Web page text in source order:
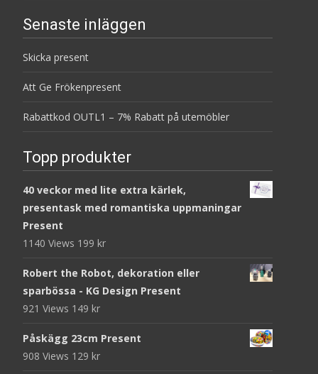
Senaste inläggen
Skicka present
Att Ge Frökenpresent
Rabattkod OUTL1 – 7% Rabatt på utemöbler
Topp produkter
40 veckor med lite extra kärlek,
presentask med romantiska uppmaningar
Present
1140 Views 199 kr
Robert the Robot, dekoration eller
sparbössa - KG Design Present
921 Views 149 kr
Påskägg 23cm Present
908 Views 129 kr